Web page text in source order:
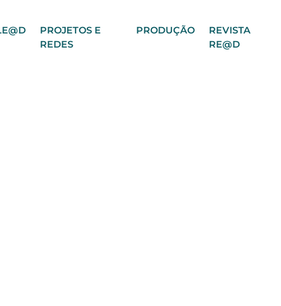
PROJETOS E
REDES
PRODUÇÃO
REVISTA
RE@D